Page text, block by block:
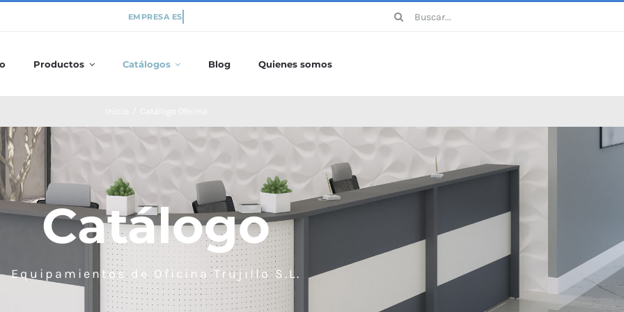
Buscar:
Productos Catálogos Blog Quienes somos
Catálogo
Equipamientos de Oficina Trujillo S.L.